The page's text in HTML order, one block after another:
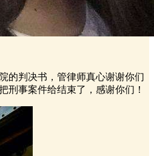
的判决书，管律师真心谢谢你们
刑事案件给结束了，感谢你们！